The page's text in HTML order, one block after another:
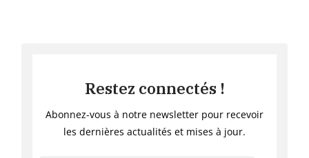
Restez connectés !
Abonnez-vous à notre newsletter pour recevoir
les dernières actualités et mises à jour.